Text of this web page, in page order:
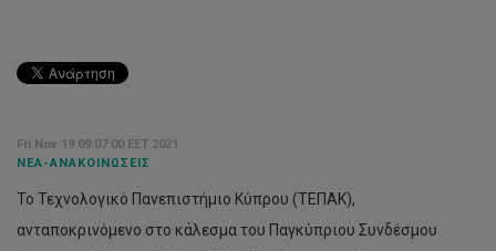
Fri Nov 19 09:07:00 EET 2021
ΝΈΑ-ΑΝΑΚΟΙΝΏΣΕΙΣ
Το Τεχνολογικό Πανεπιστήμιο Κύπρου (ΤΕΠΑΚ),
ανταποκρινόμενο στο κάλεσμα του Παγκύπριου Συνδέσμου